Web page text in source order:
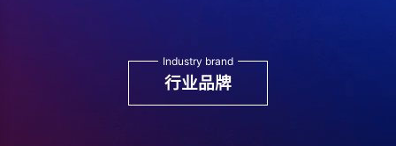
行业品牌
Industry brand